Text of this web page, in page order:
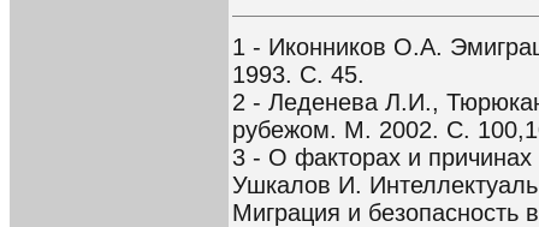
1 - Иконников О.А.
1993. С. 45.
2 - Леденева Л.И.,
рубежом. М. 2002. С.
3 - О факторах и
Ушкалов И.
Миграция и безопасность